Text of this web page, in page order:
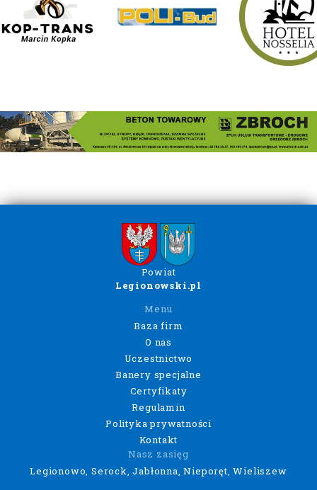
Powiat
Legionowski.pl
Menu
Baza firm
O nas
Uczestnictwo
Banery specjalne
Certyfikaty
Regulamin
Polityka prywatności
Kontakt
Nasz zasięg
Legionowo, Serock, Jabłonna, Nieporęt, Wieliszew